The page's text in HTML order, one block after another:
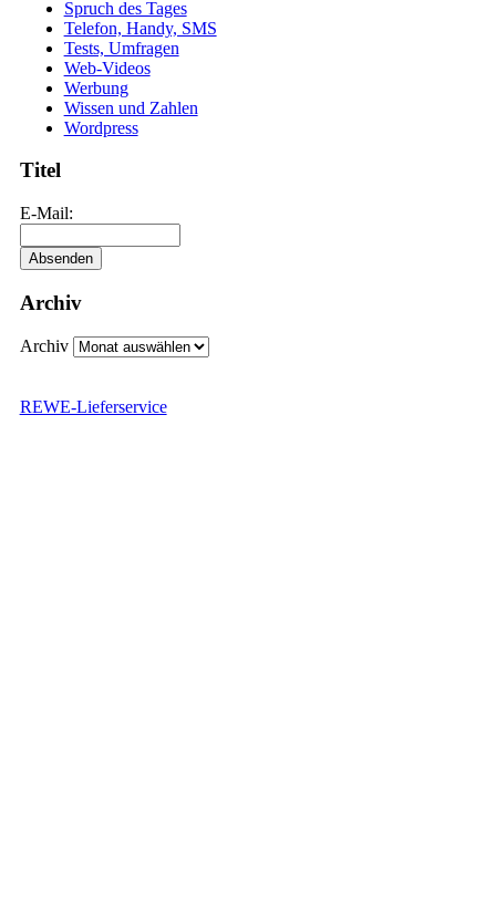
Spruch des Tages
Telefon, Handy, SMS
Tests, Umfragen
Web-Videos
Werbung
Wissen und Zahlen
Wordpress
Titel
E-Mail:
Archiv
Archiv
REWE-Lieferservice